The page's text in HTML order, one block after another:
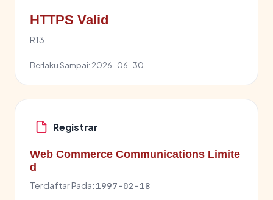
HTTPS Valid
R13
Berlaku Sampai: 2026-06-30
Registrar
Web Commerce Communications Limite
d
Terdaftar Pada: 1997-02-18